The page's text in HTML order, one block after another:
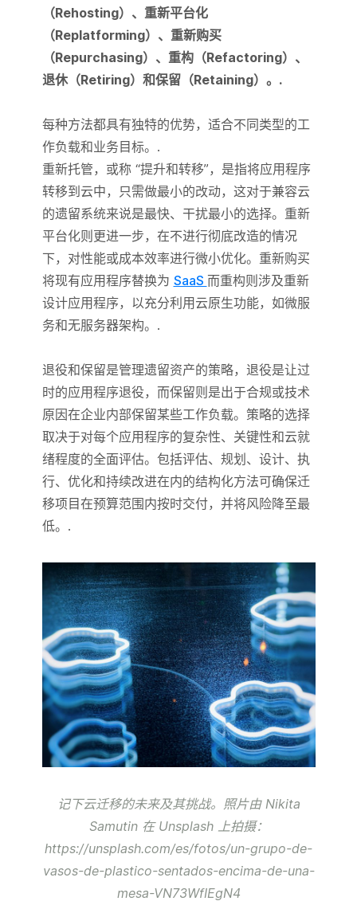
（Rehosting）、重新平台化
（Replatforming）、重新购买
（Repurchasing）、重构（Refactoring）、
退休（Retiring）和保留（Retaining）。.
每种方法都具有独特的优势，适合不同类型的工
作负载和业务目标。.
重新托管，或称 “提升和转移”，是指将应用程序
转移到云中，只需做最小的改动，这对于兼容云
的遗留系统来说是最快、干扰最小的选择。重新
平台化则更进一步，在不进行彻底改造的情况
下，对性能或成本效率进行微小优化。重新购买
将现有应用程序替换为 SaaS 而重构则涉及重新
设计应用程序，以充分利用云原生功能，如微服
务和无服务器架构。.
退役和保留是管理遗留资产的策略，退役是让过
时的应用程序退役，而保留则是出于合规或技术
原因在企业内部保留某些工作负载。策略的选择
取决于对每个应用程序的复杂性、关键性和云就
绪程度的全面评估。包括评估、规划、设计、执
行、优化和持续改进在内的结构化方法可确保迁
移项目在预算范围内按时交付，并将风险降至最
低。.
记下云迁移的未来及其挑战。照片由 Nikita
Samutin 在 Unsplash 上拍摄：
https://unsplash.com/es/fotos/un-grupo-de-
vasos-de-plastico-sentados-encima-de-una-
mesa-VN73WfIEgN4